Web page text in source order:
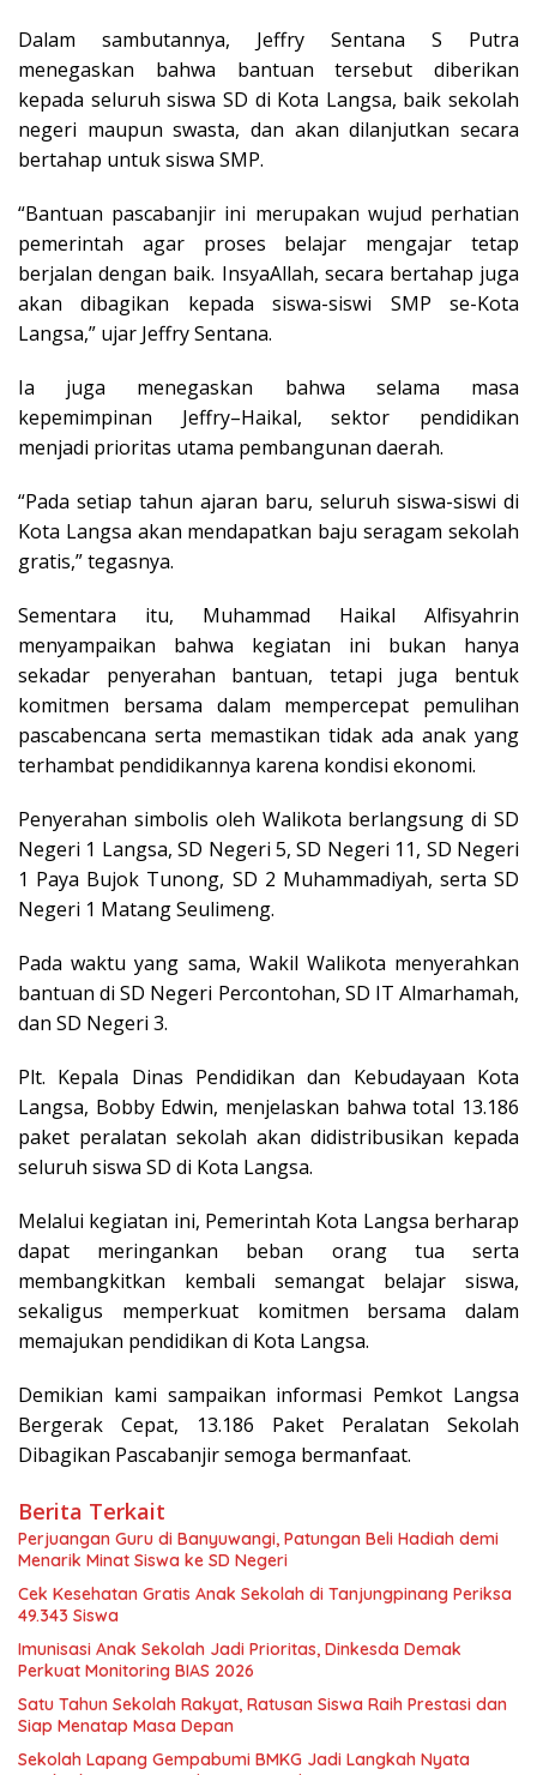
Dalam sambutannya, Jeffry Sentana S Putra
menegaskan bahwa bantuan tersebut diberikan
kepada seluruh siswa SD di Kota Langsa, baik sekolah
negeri maupun swasta, dan akan dilanjutkan secara
bertahap untuk siswa SMP.
“Bantuan pascabanjir ini merupakan wujud perhatian
pemerintah agar proses belajar mengajar tetap
berjalan dengan baik. InsyaAllah, secara bertahap juga
akan dibagikan kepada siswa-siswi SMP se-Kota
Langsa,” ujar Jeffry Sentana.
Ia juga menegaskan bahwa selama masa
kepemimpinan Jeffry–Haikal, sektor pendidikan
menjadi prioritas utama pembangunan daerah.
“Pada setiap tahun ajaran baru, seluruh siswa-siswi di
Kota Langsa akan mendapatkan baju seragam sekolah
gratis,” tegasnya.
Sementara itu, Muhammad Haikal Alfisyahrin
menyampaikan bahwa kegiatan ini bukan hanya
sekadar penyerahan bantuan, tetapi juga bentuk
komitmen bersama dalam mempercepat pemulihan
pascabencana serta memastikan tidak ada anak yang
terhambat pendidikannya karena kondisi ekonomi.
Penyerahan simbolis oleh Walikota berlangsung di SD
Negeri 1 Langsa, SD Negeri 5, SD Negeri 11, SD Negeri
1 Paya Bujok Tunong, SD 2 Muhammadiyah, serta SD
Negeri 1 Matang Seulimeng.
Pada waktu yang sama, Wakil Walikota menyerahkan
bantuan di SD Negeri Percontohan, SD IT Almarhamah,
dan SD Negeri 3.
Plt. Kepala Dinas Pendidikan dan Kebudayaan Kota
Langsa, Bobby Edwin, menjelaskan bahwa total 13.186
paket peralatan sekolah akan didistribusikan kepada
seluruh siswa SD di Kota Langsa.
Melalui kegiatan ini, Pemerintah Kota Langsa berharap
dapat meringankan beban orang tua serta
membangkitkan kembali semangat belajar siswa,
sekaligus memperkuat komitmen bersama dalam
memajukan pendidikan di Kota Langsa.
Demikian kami sampaikan informasi Pemkot Langsa
Bergerak Cepat, 13.186 Paket Peralatan Sekolah
Dibagikan Pascabanjir semoga bermanfaat.
Berita Terkait
Perjuangan Guru di Banyuwangi, Patungan Beli Hadiah demi
Menarik Minat Siswa ke SD Negeri
Cek Kesehatan Gratis Anak Sekolah di Tanjungpinang Periksa
49.343 Siswa
Imunisasi Anak Sekolah Jadi Prioritas, Dinkesda Demak
Perkuat Monitoring BIAS 2026
Satu Tahun Sekolah Rakyat, Ratusan Siswa Raih Prestasi dan
Siap Menatap Masa Depan
Sekolah Lapang Gempabumi BMKG Jadi Langkah Nyata